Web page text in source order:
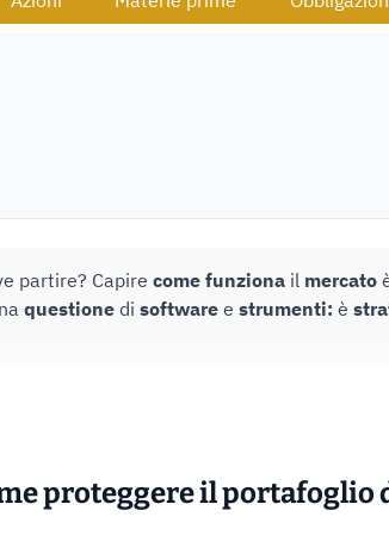
partire? Capire come funziona il mercato
questione di software e strumenti: è
proteggere il portafoglio